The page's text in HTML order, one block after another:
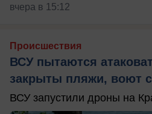
вчера в 15:12
Происшествия
ВСУ пытаются
закрыты пляжи, воют
ВСУ запустили дроны на